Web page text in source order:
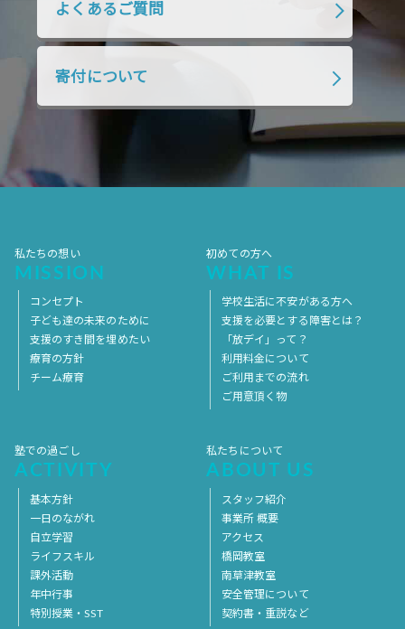
2018年7月 2018年6月
2018年4月 2018年3月 2018年2月
2018年1月 2017年12月
2017年10月 2017年9月 2017年8月
2017年5月
2017年4月
よくあるご質問
寄付について
私たちの想い
MISSION
コンセプト
子ども達の未来のために
支援のすき間を埋めたい
療育の方針
チーム療育
初めての方へ
WHAT IS
学校生活に不安がある方へ
支援を必要とする障害とは？
「放デイ」って？
利用料金について
ご利用までの流れ
ご用意頂く物
塾での過ごし
ACTIVITY
基本方針
一日のながれ
自立学習
ライフスキル
課外活動
年中行事
特別授業・SST
私たちについて
ABOUT US
スタッフ紹介
事業所 概要
アクセス
橋岡教室
南草津教室
安全管理について
契約書・重説など